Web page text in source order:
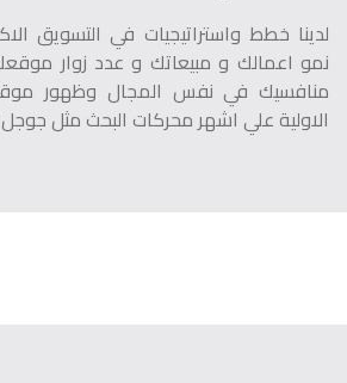
لدينا خطط واستراتيجيات في التسويق
نمو اعمالك و مبيعاتك و عدد زوار
منافسيك في نفس المجال وظهور
الاولية علي اشهر محركات البحث مثل